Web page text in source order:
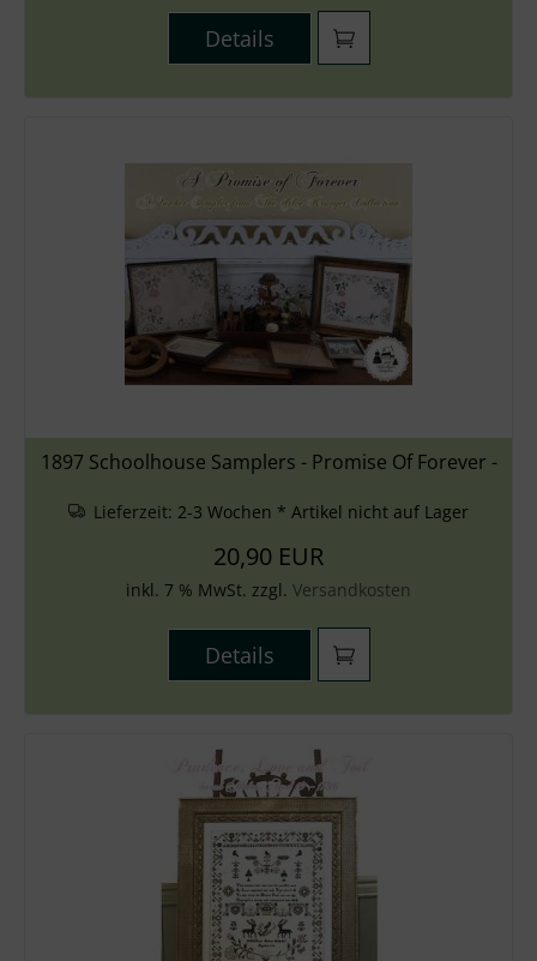
Details
1897 Schoolhouse Samplers - Promise Of Forever -
Lieferzeit: 2-3 Wochen * Artikel nicht auf Lager
20,90 EUR
inkl. 7 % MwSt. zzgl. Versandkosten
Details